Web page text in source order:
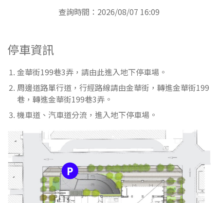
查詢時間：2026/08/07 16:09
停車資訊
金華街199巷3弄，請由此進入地下停車場。
周邊道路單行道，行經路線請由金華街，轉進金華街199
巷，轉進金華街199巷3弄。
機車道、汽車道分流，進入地下停車場。